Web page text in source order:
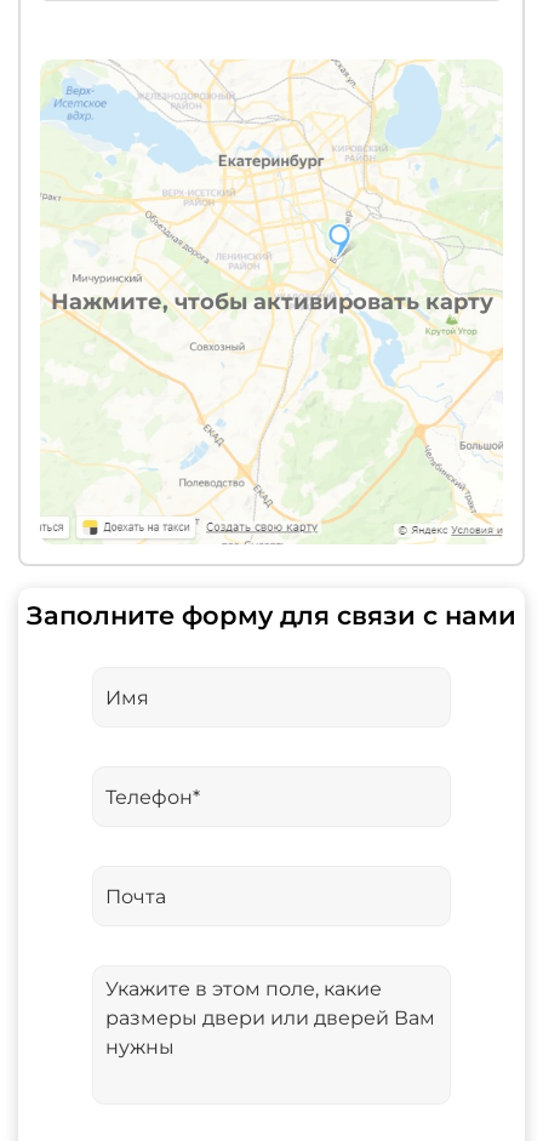
Нажмите, чтобы активировать карту
Заполните форму для связи с нами